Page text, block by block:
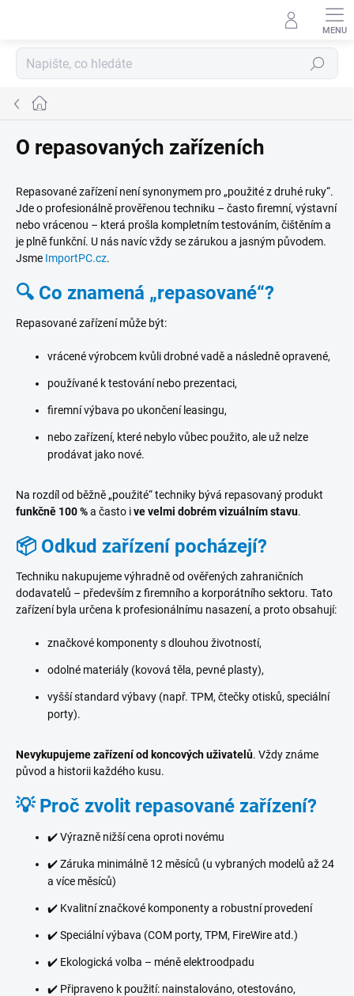
Hledat
Domů
O repasovaných zařízeních
R
e
p
s
v
t
a
č
e
a
n
k
y
I
Repasované zařízení není synonymem pro „použité z druhé ruky“.
Jde o profesionálně prověřenou techniku – často firemní, výstavní
nebo vrácenou – která prošla kompletním testováním, čištěním a
je plně funkční. U nás navíc vždy se zárukou a jasným původem.
Jsme ImportPC.cz.
🔍 Co znamená „repasované“?
Repasované zařízení může být:
vrácené výrobcem kvůli drobné vadě a následně opravené,
používané k testování nebo prezentaci,
firemní výbava po ukončení leasingu,
nebo zařízení, které nebylo vůbec použito, ale už nelze
prodávat jako nové.
Na rozdíl od běžně „použité“ techniky bývá repasovaný produkt
funkčně 100 %a často ive velmi dobrém vizuálním stavu.
📦 Odkud zařízení pocházejí?
Techniku nakupujeme výhradně od ověřených zahraničních
dodavatelů – především z firemního a korporátního sektoru. Tato
zařízení byla určena k profesionálnímu nasazení, a proto obsahují:
značkové komponenty s dlouhou životností,
odolné materiály (kovová těla, pevné plasty),
vyšší standard výbavy (např. TPM, čtečky otisků, speciální
porty).
Nevykupujeme zařízení od koncových uživatelů. Vždy známe
původ a historii každého kusu.
💡 Proč zvolit repasované zařízení?
✔️ Výrazně nižší cena oproti novému
✔️ Záruka minimálně 12 měsíců (u vybraných modelů až 24
a více měsíců)
✔️ Kvalitní značkové komponenty a robustní provedení
✔️ Speciální výbava (COM porty, TPM, FireWire atd.)
✔️ Ekologická volba – méně elektroodpadu
✔️ Připraveno k použití: nainstalováno, otestováno,